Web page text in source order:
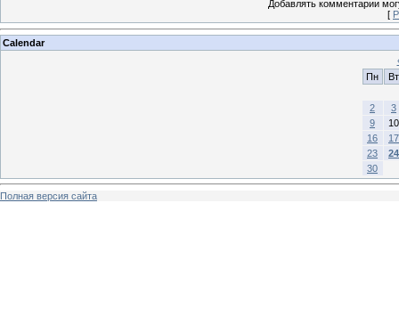
Добавлять комментарии
[
Calendar
Пн
Вт
2
3
9
10
16
17
23
24
30
Полная версия сайта